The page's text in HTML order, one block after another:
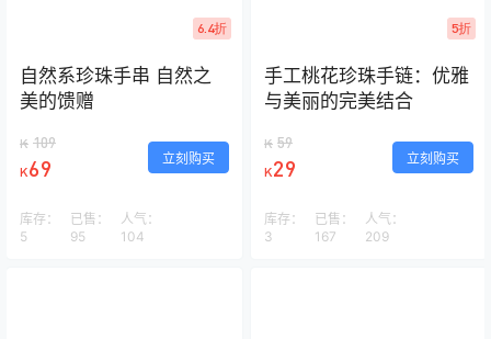
6.4折
自然系珍珠手串 自然之
美的馈赠
K 109
K69 立刻购买
库存：
5
已售：
95
人气：
104
5折
手工桃花珍珠手链：优雅
与美丽的完美结合
K 59
K29 立刻购买
库存：
3
已售：
167
人气：
209